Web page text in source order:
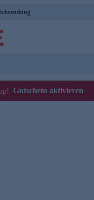
Gutschein aktivieren